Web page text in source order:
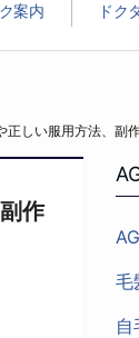
案内 ドク
正しい服用方法、副
作
毛
自